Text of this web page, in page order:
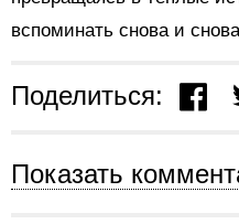
вспоминать снова и
Поделиться:
Показать